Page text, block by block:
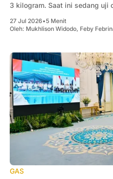
3 kilogram. Saat ini sedang uji
27 Jul 2026•5 Menit
Oleh: Mukhlison Widodo, Feby
GAS